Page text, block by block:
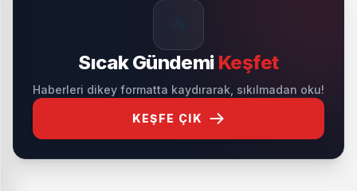
Sıcak Gündemi Keşfet
Haberleri dikey formatta kaydırarak, sıkılmadan oku!
KEŞFE ÇIK